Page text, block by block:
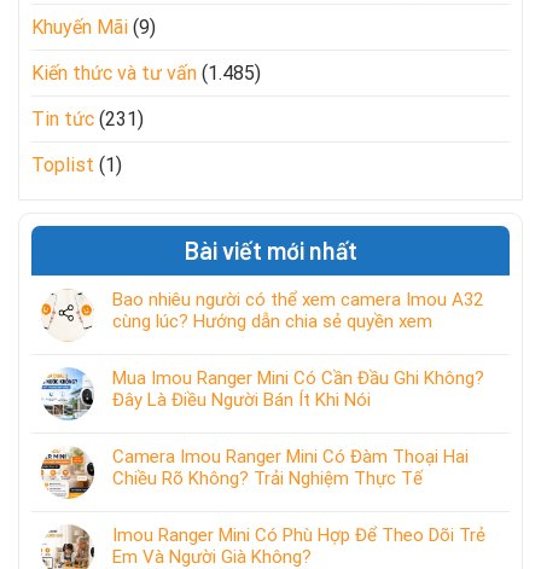
Khuyến Mãi (9)
Kiến thức và tư vấn (1.485)
Tin tức (231)
Toplist (1)
Bài viết mới nhất
Bao nhiêu người có thể xem camera Imou A32
cùng lúc? Hướng dẫn chia sẻ quyền xem
Mua Imou Ranger Mini Có Cần Đầu Ghi Không?
Đây Là Điều Người Bán Ít Khi Nói
Camera Imou Ranger Mini Có Đàm Thoại Hai
Chiều Rõ Không? Trải Nghiệm Thực Tế
Imou Ranger Mini Có Phù Hợp Để Theo Dõi Trẻ
Em Và Người Già Không?